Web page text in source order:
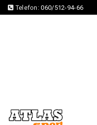
Telefon:060/512-94-66